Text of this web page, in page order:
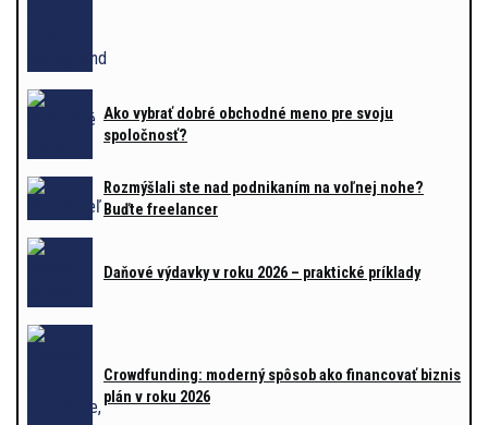
Ako vybrať dobré obchodné meno pre svoju
spoločnosť?
Rozmýšlali ste nad podnikaním na voľnej nohe?
Buďte freelancer
Daňové výdavky v roku 2026 – praktické príklady
Crowdfunding: moderný spôsob ako financovať biznis
plán v roku 2026